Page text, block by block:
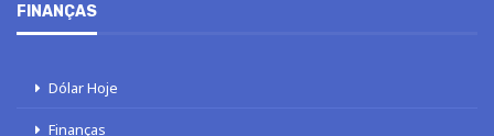
FINANÇAS
Dólar Hoje
Finanças